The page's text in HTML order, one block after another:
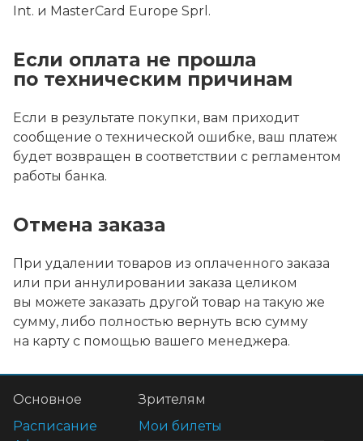
Int. и MasterCard Europe Sprl.
Если оплата не прошла
по техническим причинам
Если в результате покупки, вам приходит
сообщение о технической ошибке, ваш платеж
будет возвращен в соответствии с регламентом
работы банка.
Отмена заказа
При удалении товаров из оплаченного заказа
или при аннулировании заказа целиком
вы можете заказать другой товар на такую же
сумму, либо полностью вернуть всю сумму
на карту с помощью вашего менеджера.
Основное
Расписание
Зрителям
Мои билеты